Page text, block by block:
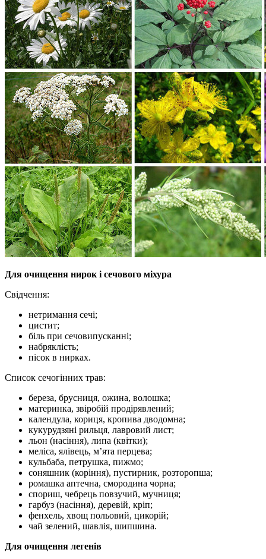
Для очищення нирок і сечового міхура
Свідчення:
нетримання сечі;
цистит;
біль при сечовипусканні;
набряклість;
пісок в нирках.
Список сечогінних трав:
береза, брусниця, ожина, волошка;
материнка, звіробій продірявлений;
календула, кориця, кропива дводомна;
кукурудзяні рильця, лавровий лист;
льон (насіння), липа (квітки);
меліса, ялівець, м’ята перцева;
кульбаба, петрушка, пижмо;
соняшник (коріння), пустирник, розторопша;
ромашка аптечна, смородина чорна;
спориш, чебрець повзучий, мучниця;
гарбуз (насіння), деревій, кріп;
фенхель, хвощ польовий, цикорій;
чай зелений, шавлія, шипшина.
Для очищення легенів